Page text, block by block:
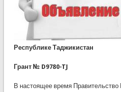
Республике Таджикистан
Грант № D9780-TJ
В настоящее время Правительство